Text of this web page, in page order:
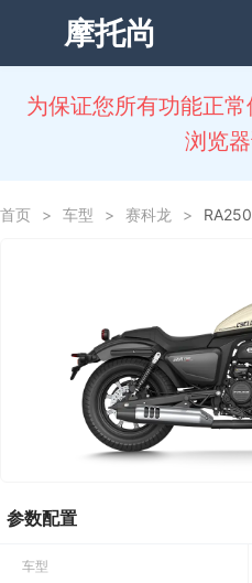
摩托尚
为保证您所有功能正
浏览
首页 > 车型 > 赛科龙 > RA250
参数配置
车型